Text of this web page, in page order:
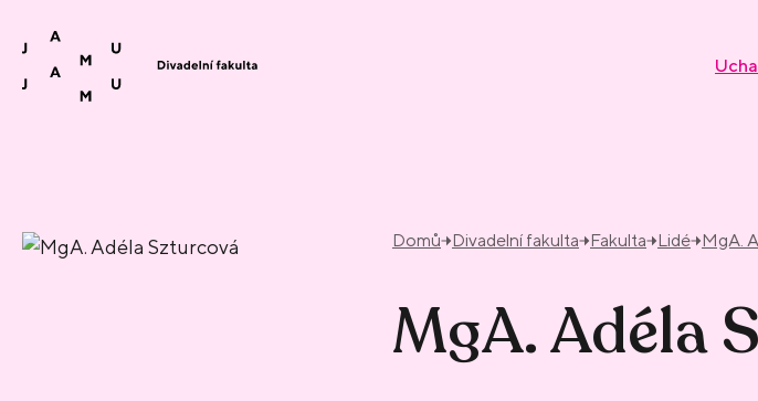
Domů Divadelní fakulta Fakulta Lidé MgA.
MgA. Adéla